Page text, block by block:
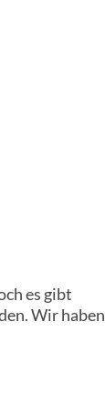
es gibt
Wir haben